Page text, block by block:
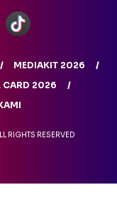
MEDIAKIT 2026
CARD 2026
RIGHTS RESERVED